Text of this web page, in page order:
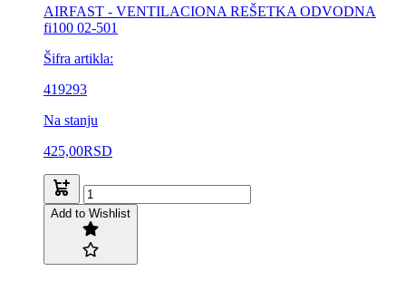
AIRFAST - VENTILACIONA REŠETKA ODVODNA
fi100 02-501
Šifra artikla:
419293
Na stanju
425,00RSD
Add to Wishlist